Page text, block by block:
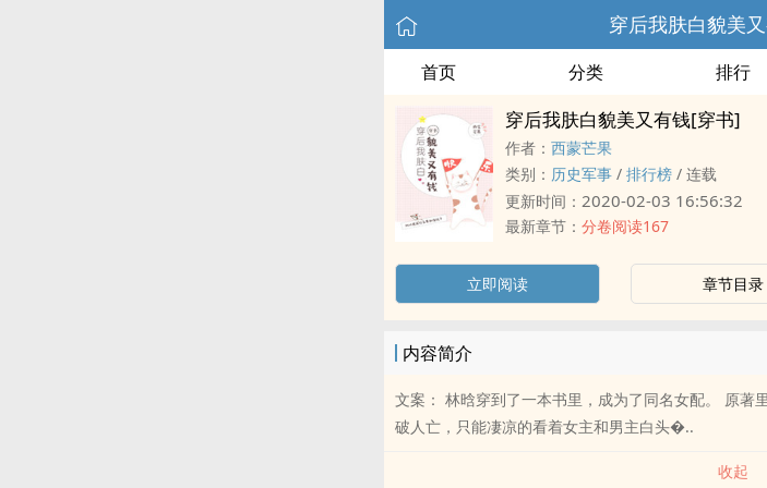
穿后我肤白貌美
首页 分类 排行
穿后我肤白貌美又有钱[穿书]
作者： 西蒙芒果
类别： 历史军事 / 排行榜 / 连载
更新时间： 2020-02-03 16:56:32
最新章节： 分卷阅读167
立即阅读 章节目录
内容简介
文案： 林晗穿到了一本书里，成为了同名女配。 原著
破人亡，只能凄凉的看着女主和男主白头�..
收起